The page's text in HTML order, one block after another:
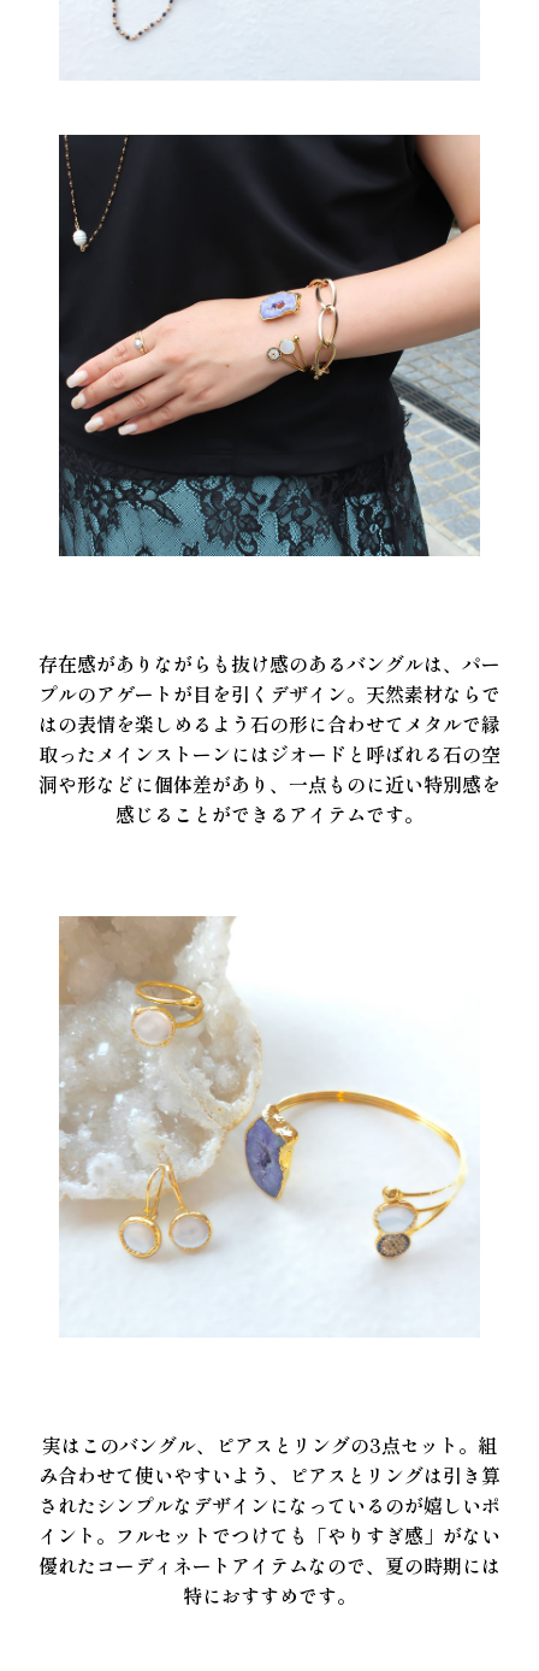
存在感がありながらも抜け感のあるバングルは、パー
プルのアゲートが目を引くデザイン。天然素材ならで
はの表情を楽しめるよう石の形に合わせてメタルで縁
取ったメインストーンにはジオードと呼ばれる石の空
洞や形などに個体差があり、一点ものに近い特別感を
感じることができるアイテムです。
実はこのバングル、ピアスとリングの3点セット。組
み合わせて使いやすいよう、ピアスとリングは引き算
されたシンプルなデザインになっているのが嬉しいポ
イント。フルセットでつけても「やりすぎ感」がない
優れたコーディネートアイテムなので、夏の時期には
特におすすめです。